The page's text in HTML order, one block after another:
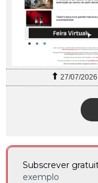
27/07/2026
Subscrever
exemplo